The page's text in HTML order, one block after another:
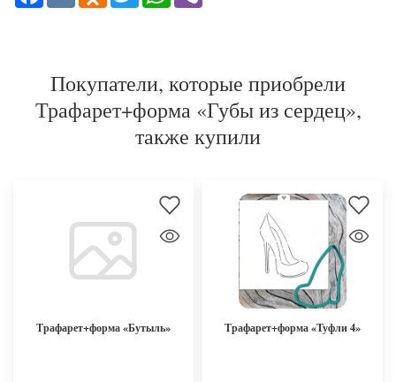
Покупатели, которые приобрели
Трафарет+форма «Губы из сердец»,
также купили
Трафарет+форма «Бутыль» Трафарет+форма «Туфли 4»